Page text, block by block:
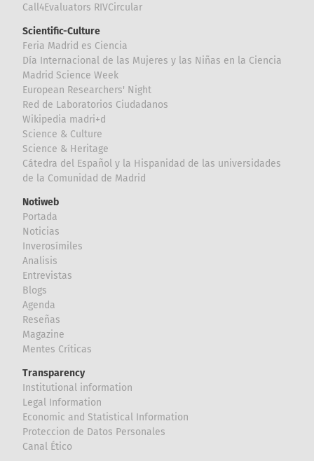
Call4Evaluators RIVCircular
Scientific-Culture
Feria Madrid es Ciencia
Día Internacional de las Mujeres y las Niñas en la Ciencia
Madrid Science Week
European Researchers' Night
Red de Laboratorios Ciudadanos
Wikipedia madri+d
Science & Culture
Science & Heritage
Cátedra del Español y la Hispanidad de las universidades
de la Comunidad de Madrid
Notiweb
Portada
Noticias
Inverosímiles
Analisis
Entrevistas
Blogs
Agenda
Reseñas
Magazine
Mentes Críticas
Transparency
Institutional information
Legal Information
Economic and Statistical Information
Proteccion de Datos Personales
Canal Ético